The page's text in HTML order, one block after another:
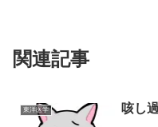
関連記事
東洋医学 咳し